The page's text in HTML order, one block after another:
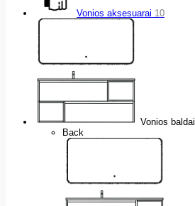
Vonios aksesuarai 10
Vonios baldai
Back